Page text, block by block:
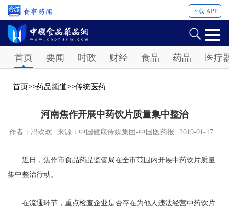
下载 APP
首页 要闻 时政 财经 食品 药品 医疗
首页>>药品频道>>传统医药
河南焦作开展中药饮片质量集中整治
作者：冯欢欢 来源：中国健康传媒集团-中国医药报 2019-01-17
近日，焦作市食品药品监管局在全市范围内开展中药饮片质量
集中整治行动。
在流通环节，重点检查企业是否存在为他人违法经营中药饮片